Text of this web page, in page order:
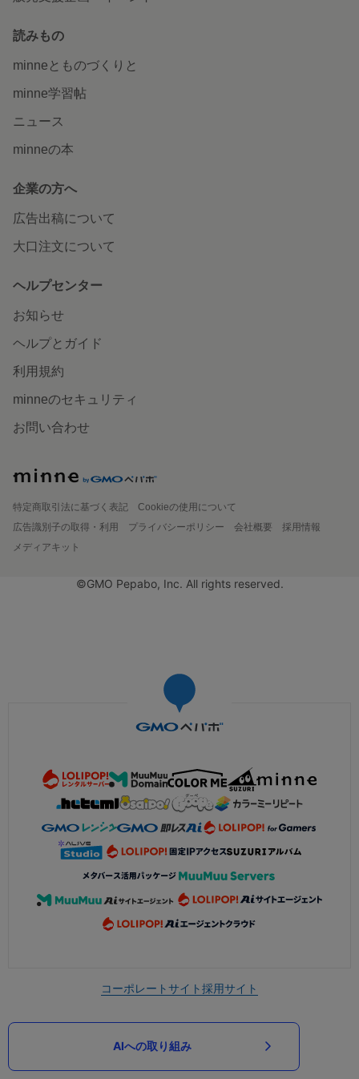
読みもの
minneとものづくりと
minne学習帖
ニュース
minneの本
企業の方へ
広告出稿について
大口注文について
ヘルプセンター
お知らせ
ヘルプとガイド
利用規約
minneのセキュリティ
お問い合わせ
特定商取引法に基づく表記
Cookieの使用について
広告識別子の取得・利用
プライバシーポリシー 会社概要
採用情報
メディアキット
©GMO Pepabo, Inc. All rights reserved.
コーポレートサイト採用サイト
AIへの取り組み